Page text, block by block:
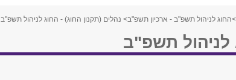
>החוג לניהול תשפ"ב - ארכיון תשפ"ב> נהלים (תקנון החוג) - החוג לניהול תשפ"ב
לניהול תשפ"ב